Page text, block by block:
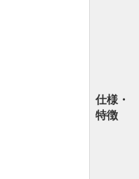
仕様・
特徴